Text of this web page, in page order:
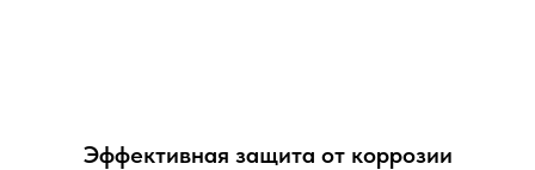
Эффективная защита от коррозии